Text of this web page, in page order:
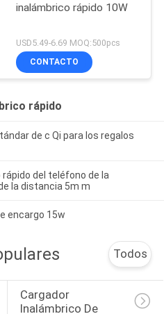
inalámbrico rápido 10W
USD5.49-6.69 MOQ:500pcs
CONTACTO
rápido
de c Qi para los regalos
del teléfono de la
la distancia 5m m
encargo 15w
Todos
Cargador
Inalámbrico De